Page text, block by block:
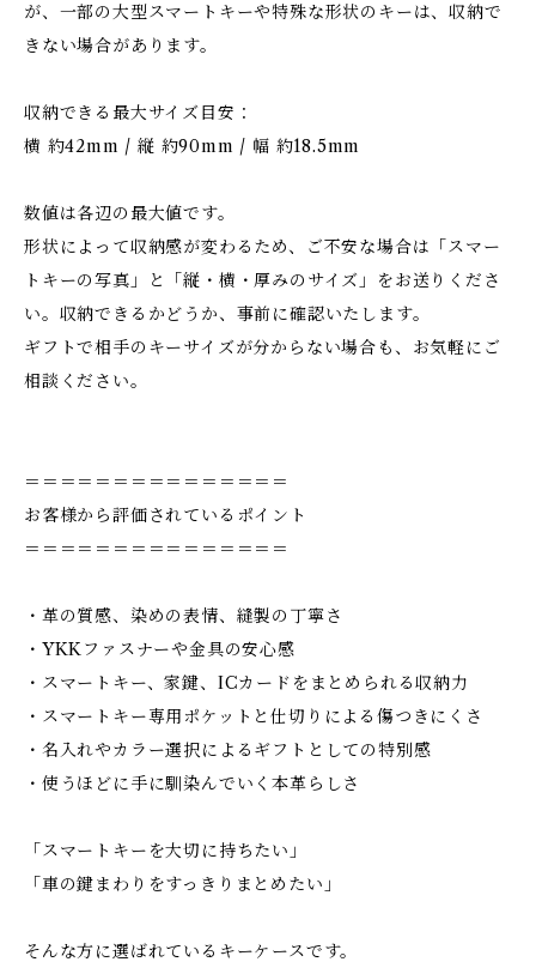
が、一部の大型スマートキーや特殊な形状のキーは、収納で
きない場合があります。
収納できる最大サイズ目安：
横 約42mm / 縦 約90mm / 幅 約18.5mm
数値は各辺の最大値です。
形状によって収納感が変わるため、ご不安な場合は「スマー
トキーの写真」と「縦・横・厚みのサイズ」をお送りくださ
い。収納できるかどうか、事前に確認いたします。
ギフトで相手のキーサイズが分からない場合も、お気軽にご
相談ください。
＝＝＝＝＝＝＝＝＝＝＝＝＝＝＝
お客様から評価されているポイント
＝＝＝＝＝＝＝＝＝＝＝＝＝＝＝
・革の質感、染めの表情、縫製の丁寧さ
・YKKファスナーや金具の安心感
・スマートキー、家鍵、ICカードをまとめられる収納力
・スマートキー専用ポケットと仕切りによる傷つきにくさ
・名入れやカラー選択によるギフトとしての特別感
・使うほどに手に馴染んでいく本革らしさ
「スマートキーを大切に持ちたい」
「車の鍵まわりをすっきりまとめたい」
そんな方に選ばれているキーケースです。